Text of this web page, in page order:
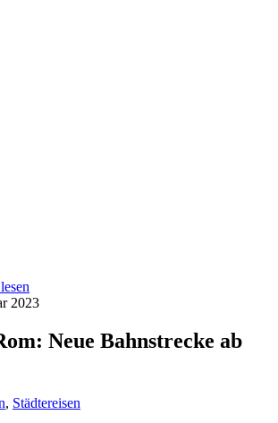
2023
Neue Bahnstrecke ab
, Städtereisen